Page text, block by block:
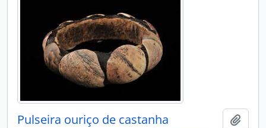
Pulseira ouriço de castanha